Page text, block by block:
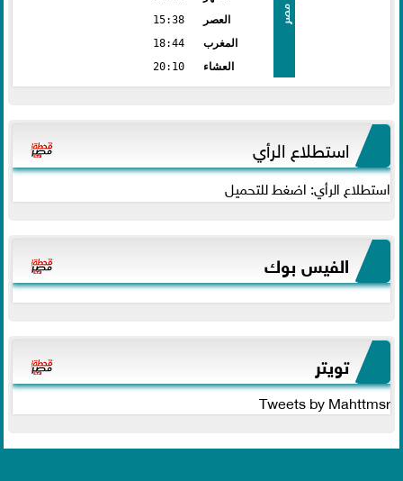
مصر
العصر
15:38
المغرب
18:44
العشاء
20:10
استطلاع الرأي
استطلاع الرأي: اضغط للتحميل
الفيس بوك
تويتر
Tweets by Mahttmsr